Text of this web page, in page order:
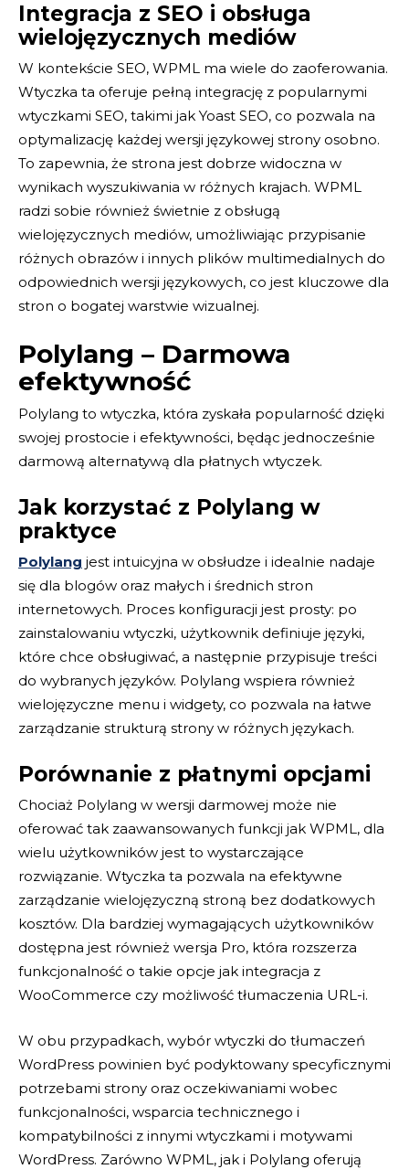
Integracja z SEO i obsługa
wielojęzycznych mediów
W kontekście SEO, WPML ma wiele do zaoferowania.
Wtyczka ta oferuje pełną integrację z popularnymi
wtyczkami SEO, takimi jak Yoast SEO, co pozwala na
optymalizację każdej wersji językowej strony osobno.
To zapewnia, że strona jest dobrze widoczna w
wynikach wyszukiwania w różnych krajach. WPML
radzi sobie również świetnie z obsługą
wielojęzycznych mediów, umożliwiając przypisanie
różnych obrazów i innych plików multimedialnych do
odpowiednich wersji językowych, co jest kluczowe dla
stron o bogatej warstwie wizualnej.
Polylang – Darmowa
efektywność
Polylang to wtyczka, która zyskała popularność dzięki
swojej prostocie i efektywności, będąc jednocześnie
darmową alternatywą dla płatnych wtyczek.
Jak korzystać z Polylang w
praktyce
Polylang jest intuicyjna w obsłudze i idealnie nadaje
się dla blogów oraz małych i średnich stron
internetowych. Proces konfiguracji jest prosty: po
zainstalowaniu wtyczki, użytkownik definiuje języki,
które chce obsługiwać, a następnie przypisuje treści
do wybranych języków. Polylang wspiera również
wielojęzyczne menu i widgety, co pozwala na łatwe
zarządzanie strukturą strony w różnych językach.
Porównanie z płatnymi opcjami
Chociaż Polylang w wersji darmowej może nie
oferować tak zaawansowanych funkcji jak WPML, dla
wielu użytkowników jest to wystarczające
rozwiązanie. Wtyczka ta pozwala na efektywne
zarządzanie wielojęzyczną stroną bez dodatkowych
kosztów. Dla bardziej wymagających użytkowników
dostępna jest również wersja Pro, która rozszerza
funkcjonalność o takie opcje jak integracja z
WooCommerce czy możliwość tłumaczenia URL-i.
W obu przypadkach, wybór wtyczki do tłumaczeń
WordPress powinien być podyktowany specyficznymi
potrzebami strony oraz oczekiwaniami wobec
funkcjonalności, wsparcia technicznego i
kompatybilności z innymi wtyczkami i motywami
WordPress. Zarówno WPML, jak i Polylang oferują